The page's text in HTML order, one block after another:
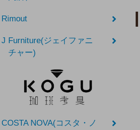
Rimout
J Furniture(ジェイファニ
チャー)
COSTA NOVA(コスタ・ノ